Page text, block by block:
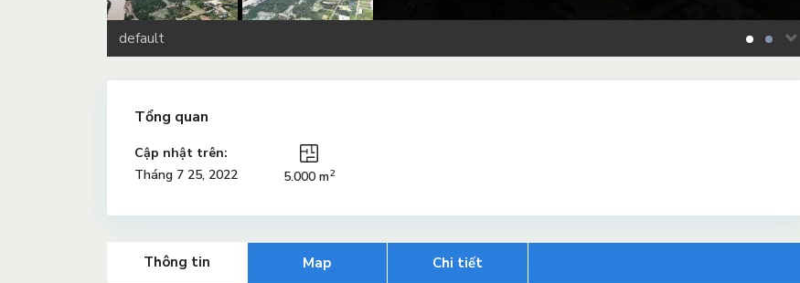
default
Tổng quan
Cập nhật trên:
Tháng 7 25, 2022
5.000 m2
Thông tin Map Chi tiết